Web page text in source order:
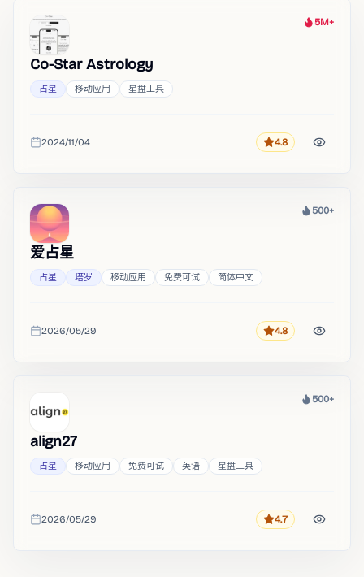
热度
5M+
Co-Star Astrology
占星 移动应用 星盘工具
收录时间
2024/11/04 评分4.8
热度
500+
爱占星
占星 塔罗 移动应用 免费可试 简体中文
收录时间
2026/05/29 评分4.8
热度
500+
align27
占星 移动应用 免费可试 英语 星盘工具
收录时间
2026/05/29 评分4.7